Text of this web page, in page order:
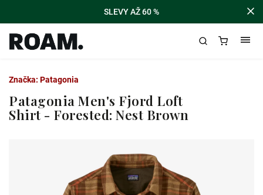
SLEVY AŽ 60 %
Patagonia Men's Fjord Loft
Shirt - Forested: Nest Brown
Značka: Patagonia